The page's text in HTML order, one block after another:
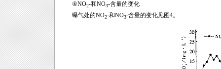
④NO2-和NO3-含量的变化
曝气处的NO2-和NO3-含量的变化见图4。